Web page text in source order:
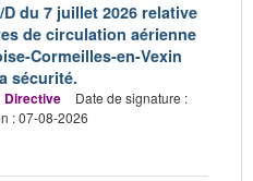
D du 7 juillet 2026 relative
de circulation aérienne
Cormeilles-en-Vexin
sécurité.
Directive
Date de signature :
: 07-08-2026